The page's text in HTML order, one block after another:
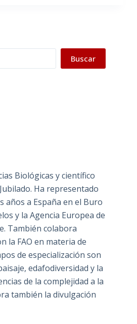
Buscar
Biológicas y científico
Ha representado
años a España en el Buro
y la Agencia Europea de
También colabora
la FAO en materia de
de especialización son
edafodiversidad y la
de la complejidad a la
también la divulgación